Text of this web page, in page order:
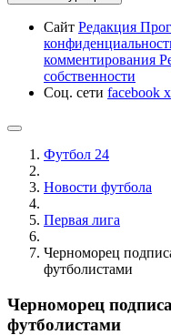
Сайт Редакция
комментирования
собственности
Соц. сети facebook x
Футбол 24
Новости футбола
Первая лига
Черноморец
футболистами
Черноморец
футболистами